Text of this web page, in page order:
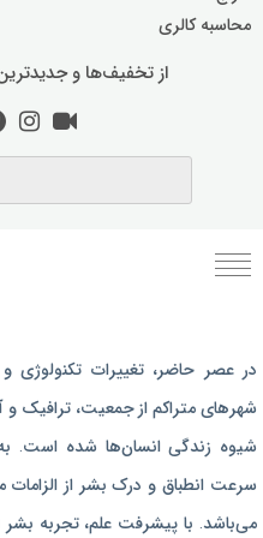
محاسبه کالری
از تخفیف‌ها و
رژیم غذایی بارداری
برنامه رژیم درمانی
برنامه تمرین بدنسازی
برنامه تمرینی
در عصر حاضر،‌ تغییرات
شهرهای متراکم از جمعیت، ترافیک
شیوه زندگی انسان‌ها شده است.
سرعت انطباق و درک بشر از الزامات
می‌باشد. با پیشرفت علم، تجربه بشر